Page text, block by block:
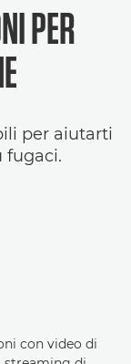
PER
per aiutarti
fugaci.
con video di